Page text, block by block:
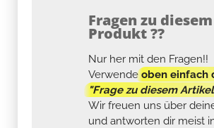
Fragen zu diesem
Produkt ??
Nur her mit den Fragen!!
Verwendeoben einfach
"Frage zu diesem
Wir freuen uns über
und antworten dir meist